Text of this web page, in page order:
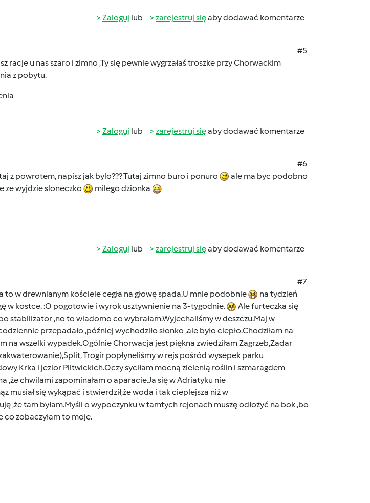
Zaloguj lub zarejestruj sięaby dodawać komentarze
#5
racje u nas szaro i zimno ,Ty się pewnie wygrzałaś troszke przy Chorwackim
z pobytu.
Zaloguj lub zarejestruj sięaby dodawać komentarze
#6
z powrotem, napisz jak bylo??? Tutaj zimno buro i ponuro
ale ma byc podobno
ze wyjdzie sloneczko milego dzionka
Zaloguj lub zarejestruj sięaby dodawać komentarze
#7
to w drewnianym kościele cegła na głowę spada.U mnie podobnie
na tydzień
w kostce. :O pogotowie i wyrok usztywnienie na 3-tygodnie.
Ale furteczka się
stabilizator ,no to wiadomo co wybrałam.Wyjechaliśmy w deszczu.Maj w
przepadało ,później wychodziło słonko ,ale było ciepło.Chodziłam na
na wszelki wypadek.Ogólnie Chorwacja jest piękna zwiedziłam Zagrzeb,Zadar
Trogir popłyneliśmy w rejs pośród wysepek parku
Krka i jezior Plitwickich.Oczy syciłam mocną zielenią roślin i szmaragdem
,że chwilami zapominałam o aparacie.Ja się w Adriatyku nie
musiał się wykąpać i stwierdził,że woda i tak cieplejsza niż w
,że tam byłam.Myśli o wypoczynku w tamtych rejonach muszę odłożyć na bok ,bo
co zobaczyłam to moje.